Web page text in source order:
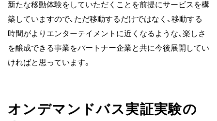
新たな移動体験をしていただくことを前提にサービスを構
築していますので、ただ移動するだけではなく、移動する
時間がよりエンターテイメントに近くなるような、楽しさ
を醸成できる事業をパートナー企業と共に今後展開してい
ければと思っています。
オンデマンドバス実証実験の